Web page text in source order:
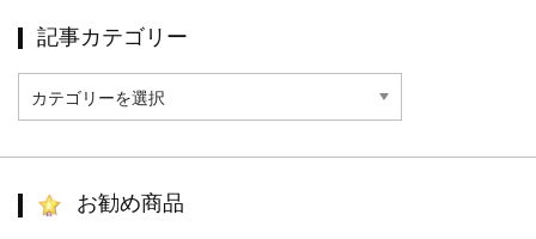
記事カテゴリー
事
カ
お勧め商品